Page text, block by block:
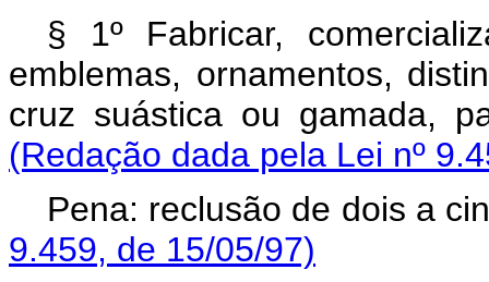
§ 1º Fabricar,
emblemas, ornamentos,
cruz suástica ou gamada,
(Redação dada pela Lei nº
Pena: reclusão de dois a
9.459, de 15/05/97)